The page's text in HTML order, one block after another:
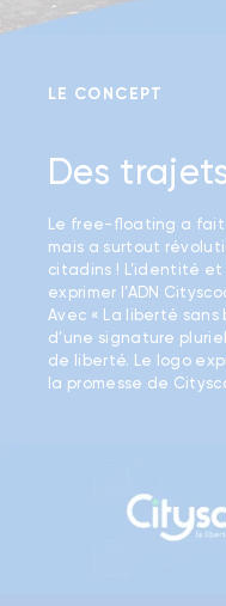
LE CONCEPT
Des
Le free-floating a fait
mais a surtout
citadins ! L’identité
exprimer l’ADN
Avec « La liberté
d’une signature
de liberté. Le logo
la promesse de